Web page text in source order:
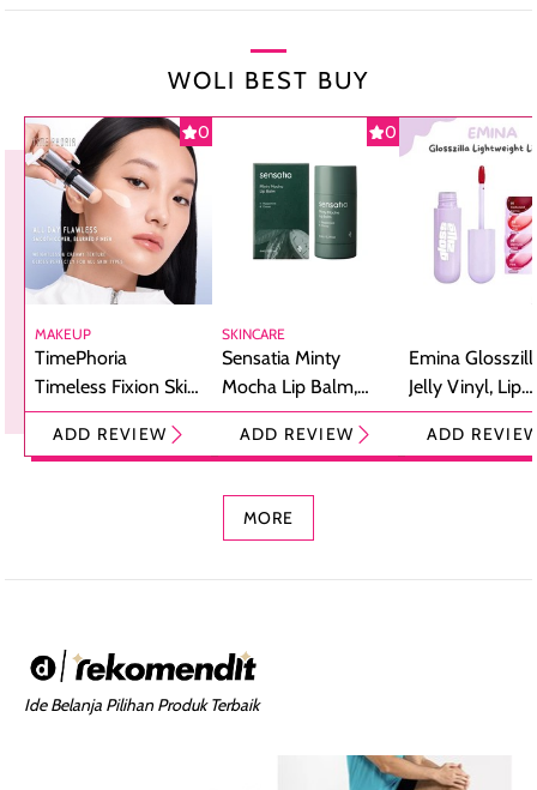
WOLI BEST BUY
0
MAKEUP
TimePhoria
Timeless Fixion Skin
Tint Stick,
Foundation dan
ADD REVIEW
0
SKINCARE
Sensatia Minty
Mocha Lip Balm,
Pelembap Bibir
dengan Aroma
ADD REVIEW
Emina
Jelly Vinyl, Lip
Cream Glossy
Ringan
ADD
MORE
Ide Belanja Pilihan Produk Terbaik